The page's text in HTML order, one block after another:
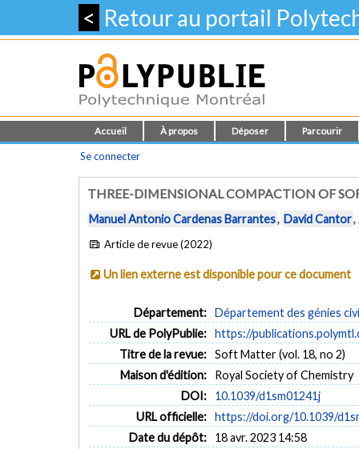
< Retour au portail
Accueil À propos Déposer Parcourir
Se connecter
THREE-DIMENSIONAL COMPACTION OF
Manuel Antonio Cardenas Barrantes, David Cantor,
Article de revue (2022)
Un lien externe est disponible pour ce document
Département: Département des génies
URL de PolyPublie: https://
Titre de la revue: Soft Matter (vol. 18, no 2)
Maison d'édition:
Royal Society of Chemistry
DOI:
10.1039/d1sm01241j
URL officielle: https://doi.org/10.1039/
Date du dépôt:
18 avr. 2023 14:58